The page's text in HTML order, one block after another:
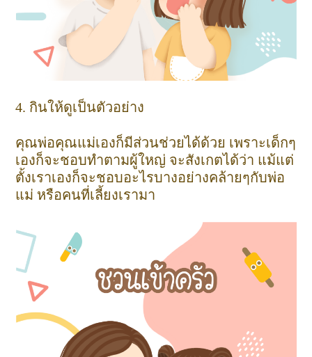
4. กินให้ดูเป็นตัวอย่าง
คุณพ่อคุณแม่เองก็มีส่วนช่วยได้ด้วย เพราะเด็กๆ
เองก็จะชอบทำตามผู้ใหญ่ จะสังเกตได้ว่า แม้แต่
ตั้งเราเองก็จะชอบอะไรบางอย่างคล้ายๆกับพ่อ
แม่ หรือคนที่เลี้ยงเรามา